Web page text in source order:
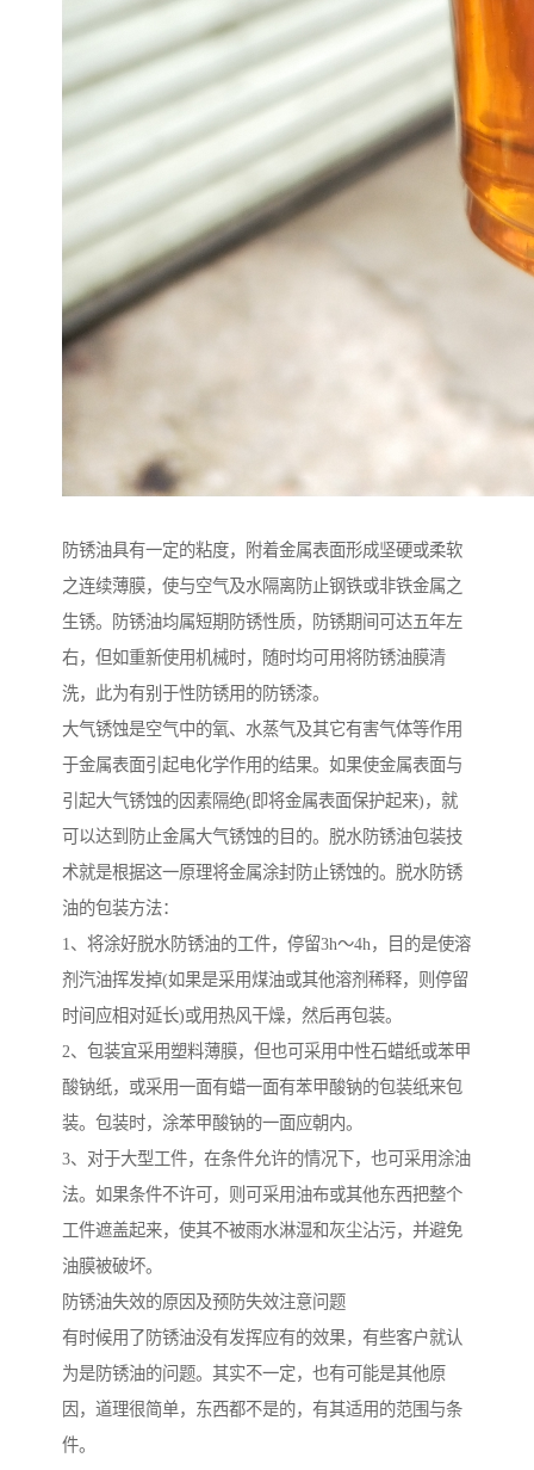
防锈油具有一定的粘度，附着金属表面形成坚硬或柔软
之连续薄膜，使与空气及水隔离防止钢铁或非铁金属之
生锈。防锈油均属短期防锈性质，防锈期间可达五年左
右，但如重新使用机械时，随时均可用将防锈油膜清
洗，此为有别于性防锈用的防锈漆。
大气锈蚀是空气中的氧、水蒸气及其它有害气体等作用
于金属表面引起电化学作用的结果。如果使金属表面与
引起大气锈蚀的因素隔绝(即将金属表面保护起来)，就
可以达到防止金属大气锈蚀的目的。脱水防锈油包装技
术就是根据这一原理将金属涂封防止锈蚀的。脱水防锈
油的包装方法：
1、将涂好脱水防锈油的工件，停留3h～4h，目的是使溶
剂汽油挥发掉(如果是采用煤油或其他溶剂稀释，则停留
时间应相对延长)或用热风干燥，然后再包装。
2、包装宜采用塑料薄膜，但也可采用中性石蜡纸或苯甲
酸钠纸，或采用一面有蜡一面有苯甲酸钠的包装纸来包
装。包装时，涂苯甲酸钠的一面应朝内。
3、对于大型工件，在条件允许的情况下，也可采用涂油
法。如果条件不许可，则可采用油布或其他东西把整个
工件遮盖起来，使其不被雨水淋湿和灰尘沾污，并避免
油膜被破坏。
防锈油失效的原因及预防失效注意问题
有时候用了防锈油没有发挥应有的效果，有些客户就认
为是防锈油的问题。其实不一定，也有可能是其他原
因，道理很简单，东西都不是的，有其适用的范围与条
件。